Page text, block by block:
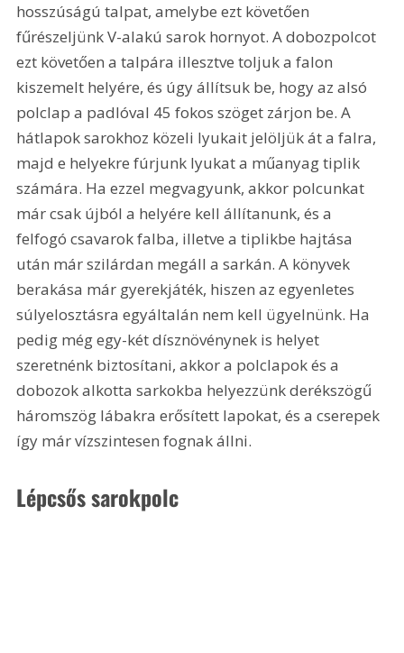
hosszúságú talpat, amelybe ezt követően
fűrészeljünk V-alakú sarok hornyot. A dobozpolcot
ezt követően a talpára illesztve toljuk a falon
kiszemelt helyére, és úgy állítsuk be, hogy az alsó
polclap a padlóval 45 fokos szöget zárjon be. A
hátlapok sarokhoz közeli lyukait jelöljük át a falra,
majd e helyekre fúrjunk lyukat a műanyag tiplik
számára. Ha ezzel megvagyunk, akkor polcunkat
már csak újból a helyére kell állítanunk, és a
felfogó csavarok falba, illetve a tiplikbe hajtása
után már szilárdan megáll a sarkán. A könyvek
berakása már gyerekjáték, hiszen az egyenletes
súlyelosztásra egyáltalán nem kell ügyelnünk. Ha
pedig még egy-két dísznövénynek is helyet
szeretnénk biztosítani, akkor a polclapok és a
dobozok alkotta sarkokba helyezzünk derékszögű
háromszög lábakra erősített lapokat, és a cserepek
így már vízszintesen fognak állni.
Lépcsős sarokpolc